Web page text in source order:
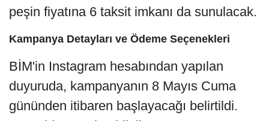
peşin fiyatına 6 taksit imkanı da sunulacak.
Kampanya Detayları ve Ödeme Seçenekleri
BİM'in Instagram hesabından yapılan
duyuruda, kampanyanın 8 Mayıs Cuma
gününden itibaren başlayacağı belirtildi.